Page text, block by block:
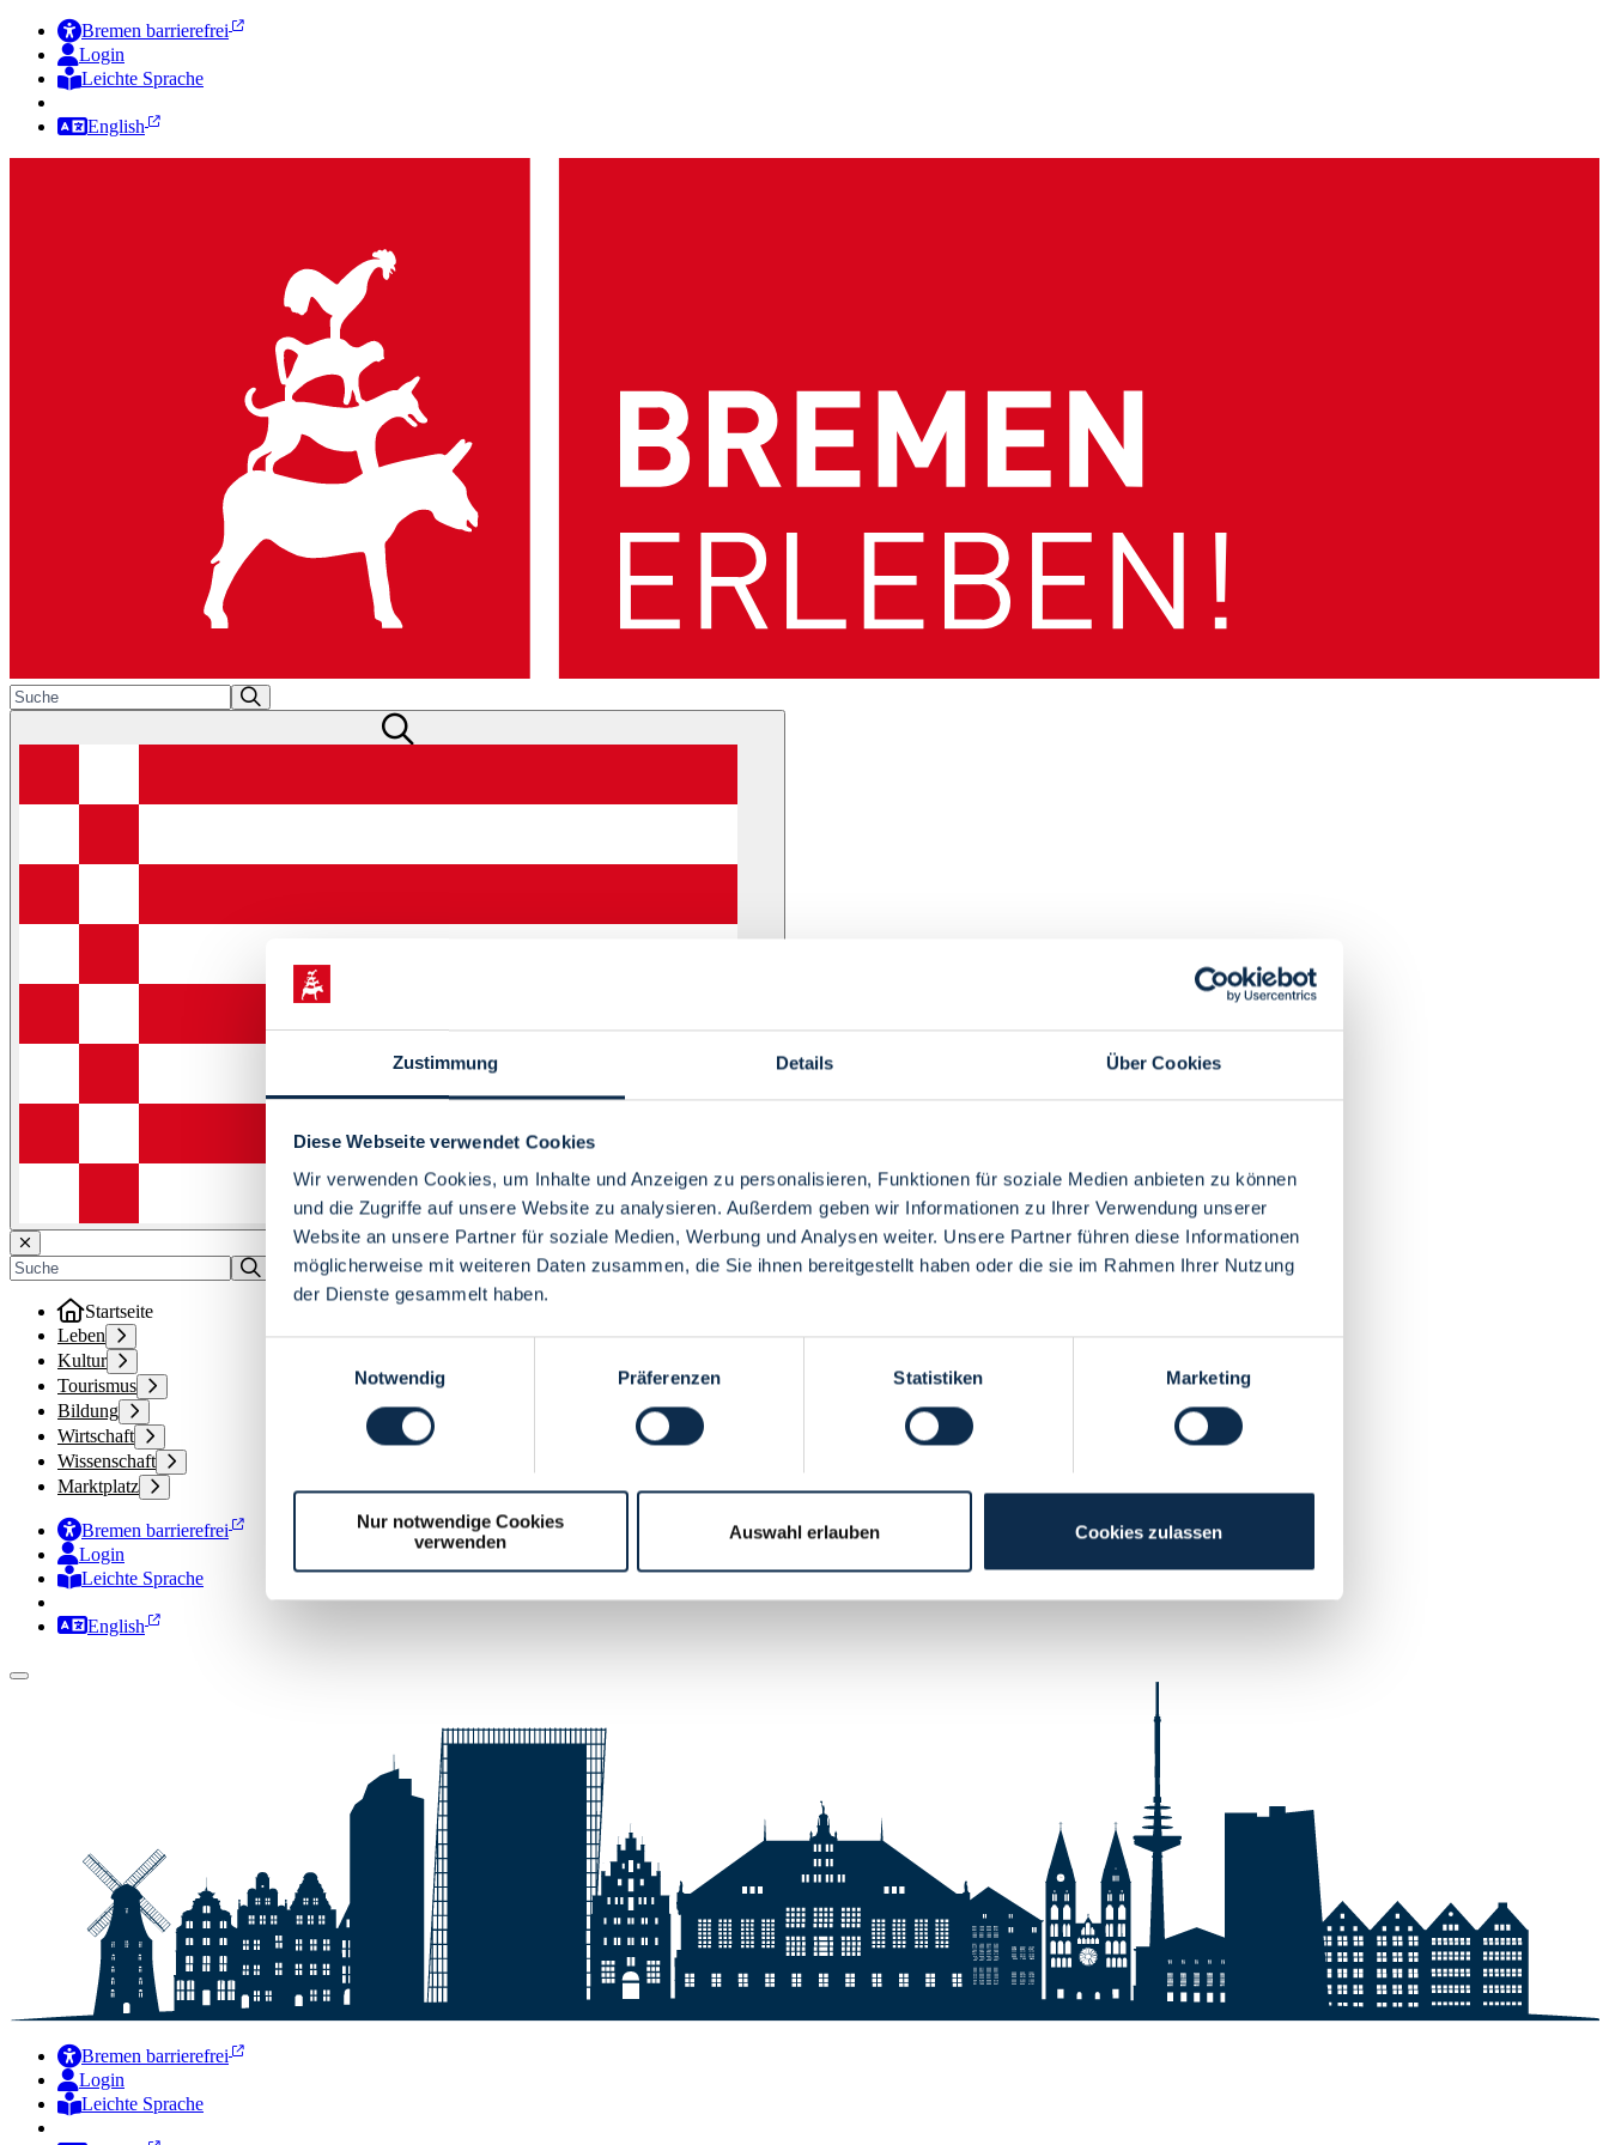
Zustimmung Details Über Cookies
Diese Webseite verwendet Cookies
Wir verwenden Cookies, um Inhalte und Anzeigen zu personalisieren, Funktionen für soziale Medien anbieten zu können
und die Zugriffe auf unsere Website zu analysieren. Außerdem geben wir Informationen zu Ihrer Verwendung unserer
Website an unsere Partner für soziale Medien, Werbung und Analysen weiter. Unsere Partner führen diese Informationen
möglicherweise mit weiteren Daten zusammen, die Sie ihnen bereitgestellt haben oder die sie im Rahmen Ihrer Nutzung
der Dienste gesammelt haben.
Notwendig
Präferenzen Statistiken Marketing
Nur notwendige Cookies
verwenden
Auswahl erlauben Cookies zulassen
Bremen barrierefrei
Login
Leichte Sprache
English
Menü
Startseite
Leben
Kultur
Tourismus
Bildung
Wirtschaft
Wissenschaft
Marktplatz
Bremen barrierefrei
Login
Leichte Sprache
Zur Deutschen Gebärdensprache
English
Bremen barrierefrei
Login
Leichte Sprache